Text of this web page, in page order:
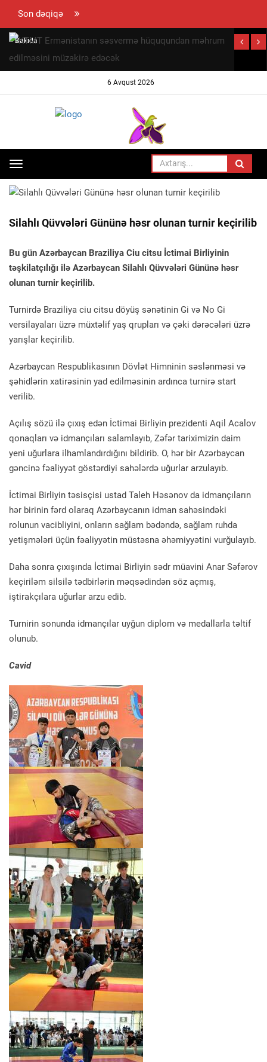
Son dəqiqə
Bakıda
peyda olan
hüquq
kimdir? –
SENSASİON
detallar
6 Avqust 2026
Toggle
navigation
İDMAN
Silahlı Qüvvələri Gününə həsr olunan turnir keçirilib
Bu gün Azərbaycan Braziliya Ciu citsu İctimai Birliyinin
təşkilatçılığı ilə Azərbaycan Silahlı Qüvvələri Gününə həsr
olunan turnir keçirilib.
Turnirdə Braziliya ciu citsu döyüş sənətinin Gi və No Gi
versilayaları üzrə müxtəlif yaş qrupları və çəki dərəcələri üzrə
yarışlar keçirilib.
Azərbaycan Respublikasının Dövlət Himninin səslənməsi və
şəhidlərin xatirəsinin yad edilməsinin ardınca turnirə start
verilib.
Açılış sözü ilə çıxış edən İctimai Birliyin prezidenti Aqil Acalov
qonaqları və idmançıları salamlayıb, Zəfər tariximizin daim
yeni uğurlara ilhamlandırdığını bildirib. O, hər bir Azərbaycan
gəncinə fəaliyyət göstərdiyi sahələrdə uğurlar arzulayıb.
İctimai Birliyin təsisçisi ustad Taleh Həsənov da idmançıların
hər birinin fərd olaraq Azərbaycanın idman sahəsindəki
rolunun vacibliyini, onların sağlam bədəndə, sağlam ruhda
yetişmələri üçün fəaliyyətin müstəsna əhəmiyyətini vurğulayıb.
Daha sonra çıxışında İctimai Birliyin sədr müavini Anar Səfərov
keçiriləm silsilə tədbirlərin məqsədindən söz açmış,
iştirakçılara uğurlar arzu edib.
Turnirin sonunda idmançılar uyğun diplom və medallarla təltif
olunub.
Cavid